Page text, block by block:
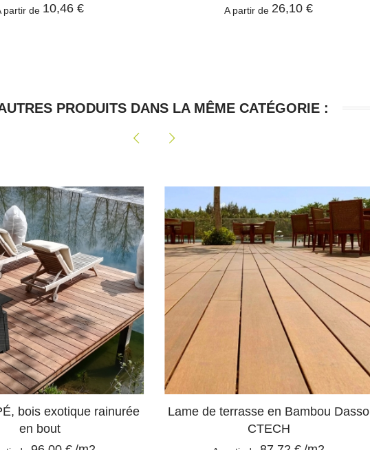
partir de 10,46 € A partir de 26,10 €
PRODUITS DANS LA MÊME CATÉGORIE :
bois exotique rainurée
en bout
Lame de terrasse en Bambou Dasso
CTECH